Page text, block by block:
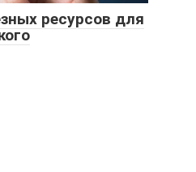
ресурсов для